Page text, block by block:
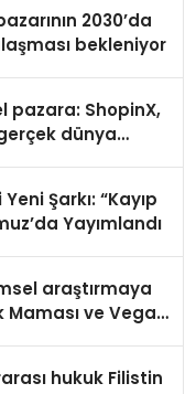
2030’da
bekleniyor
pazara: ShopinX,
dünya
Şarkı: “Kayıp
Yayımlandı
araştırmaya
Maması ve Vegan
hukuk Filistin